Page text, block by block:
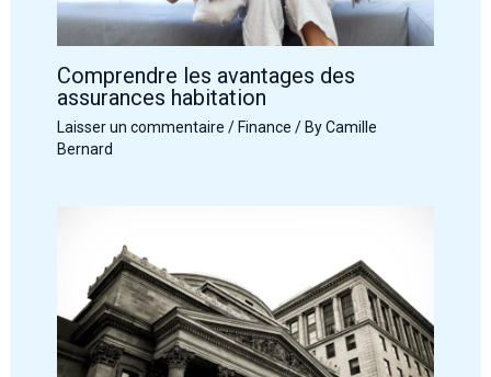
Comprendre les avantages des
assurances habitation
Laisser un commentaire / Finance / ByCamille
Bernard